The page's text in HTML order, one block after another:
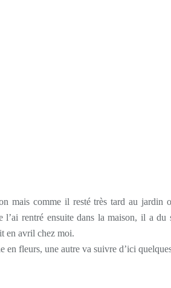
mais comme il resté très tard au jardin
l’ai rentré ensuite dans la maison, il a du
en avril chez moi.
en fleurs, une autre va suivre d’ici